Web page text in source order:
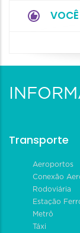
Transporte
Aeroportos
Conexão
Rodoviária
Estação
Metrô
Táxi